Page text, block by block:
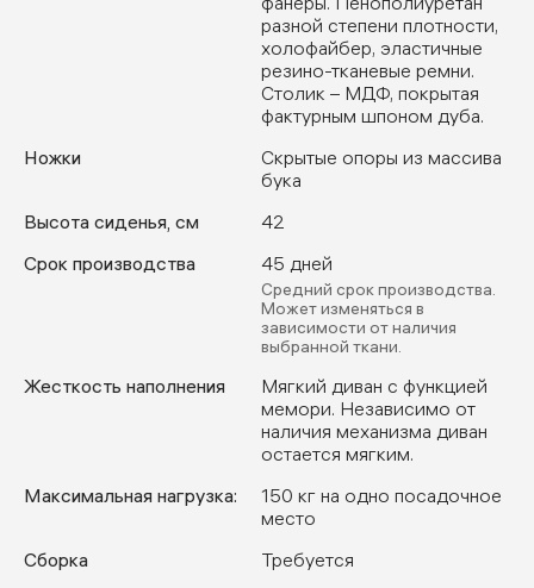
разной степени плотности,
холофайбер, эластичные
резино-тканевые ремни.
Столик – МДФ, покрытая
фактурным шпоном дуба.
Ножки
Скрытые опоры из массива
бука
Высота сиденья, см
42
Срок производства
45 дней
Средний срок производства.
Может изменяться в
зависимости от наличия
выбранной ткани.
Жесткость наполнения
Мягкий диван с функцией
мемори. Независимо от
наличия механизма диван
остается мягким.
Максимальная нагрузка:
150 кг на одно посадочное
место
Сборка
Требуется